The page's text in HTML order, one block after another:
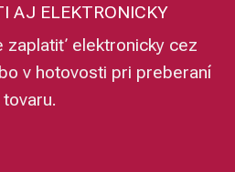
AJ ELEKTRONICKY
zaplatiť elektronicky cez
v hotovosti pri preberaní
tovaru.